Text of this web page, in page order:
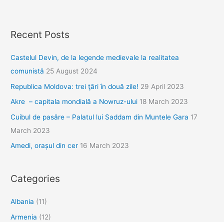
Recent Posts
Castelul Devin, de la legende medievale la realitatea
comunistă 25 August 2024
Republica Moldova: trei ţări în două zile! 29 April 2023
Akre – capitala mondială a Nowruz-ului 18 March 2023
Cuibul de pasăre – Palatul lui Saddam din Muntele Gara 17
March 2023
Amedi, orașul din cer 16 March 2023
Categories
Albania (11)
Armenia (12)